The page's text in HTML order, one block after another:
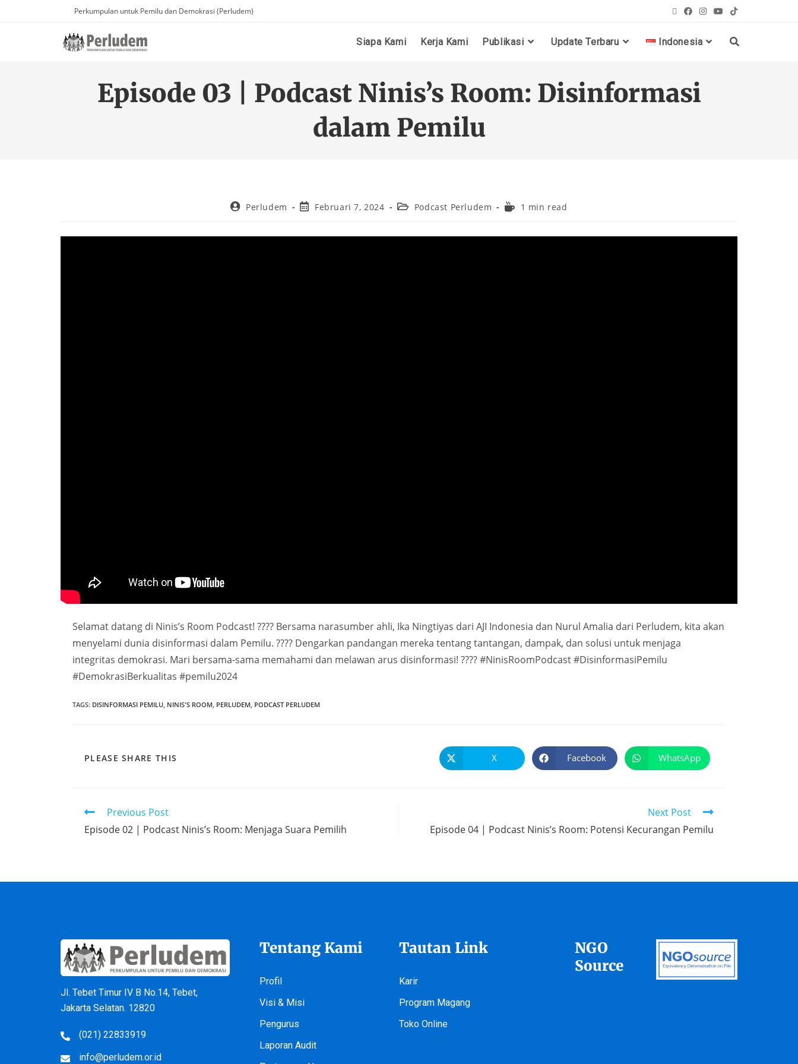
Perkumpulan untuk Pemilu dan Demokrasi (Perludem)
Siapa Kami Kerja Kami Publikasi Update Terbaru Indonesia
Episode 03 | Podcast Ninis’s Room: Disinformasi
dalam Pemilu
Perludem Februari 7, 2024 Podcast Perludem 1 min read
Selamat datang di Ninis’s Room Podcast! ????️ Bersama narasumber ahli, Ika Ningtiyas dari AJI Indonesia dan Nurul Amalia dari Perludem, kita akan
menyelami dunia disinformasi dalam Pemilu. ????️ Dengarkan pandangan mereka tentang tantangan, dampak, dan solusi untuk menjaga
integritas demokrasi. Mari bersama-sama memahami dan melawan arus disinformasi! ???? #NinisRoomPodcast #DisinformasiPemilu
#DemokrasiBerkualitas #pemilu2024
TAGS: DISINFORMASI PEMILU NINIS'S ROOM PERLUDEM PODCAST PERLUDEM
PLEASE SHARE THIS X Facebook WhatsApp
Previous Post
Episode 02 | Podcast Ninis’s Room: Menjaga Suara Pemilih
Next Post
Episode 04 | Podcast Ninis’s Room: Potensi Kecurangan Pemilu
Jl. Tebet Timur IV B No.14, Tebet,
Jakarta Selatan. 12820
(021) 22833919
info@perludem.or.id
Tentang Kami
Profil
Visi & Misi
Pengurus
Laporan Audit
Tautan Link
Karir
Program Magang
Toko Online
NGO
Source